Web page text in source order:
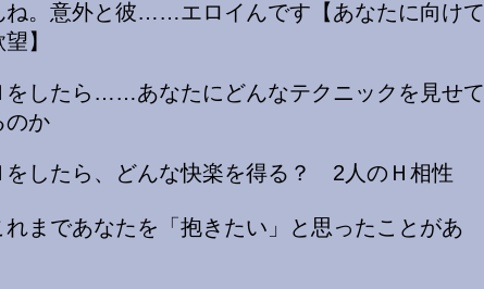
ね。意外と彼……エロイんです【あなたに向けて
】
をしたら……あなたにどんなテクニックを見せて
のか
をしたら、どんな快楽を得る？ 2人のＨ相性
れまであなたを「抱きたい」と思ったことがあ